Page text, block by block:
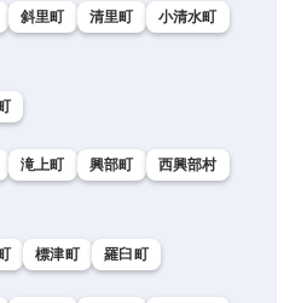
斜里町 清里町
小清水町
滝上町 興部町
西興部村
標津町 羅臼町